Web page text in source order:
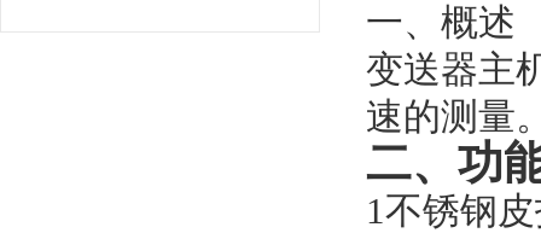
一、概述
变送器主
速的测量
二、功
1不锈钢